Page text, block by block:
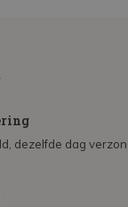
dezelfde dag